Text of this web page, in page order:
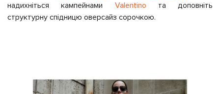
надихніться кампейнами Valentino та доповніть
структурну спідницю оверсайз сорочкою.